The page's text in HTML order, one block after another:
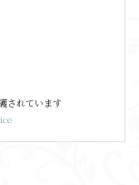
されています